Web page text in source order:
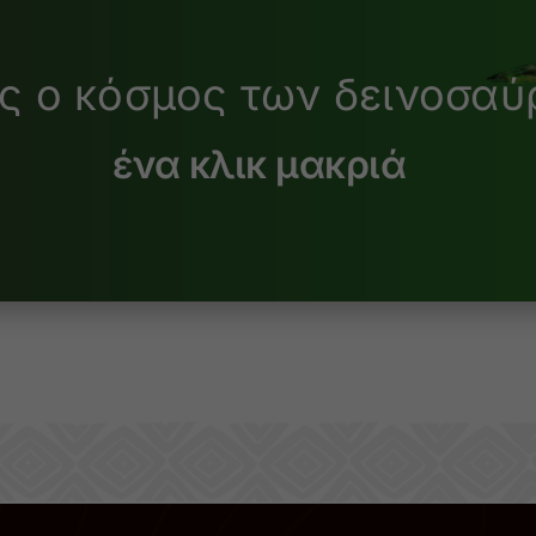
ο κόσμος των
ένα κλικ μακριά